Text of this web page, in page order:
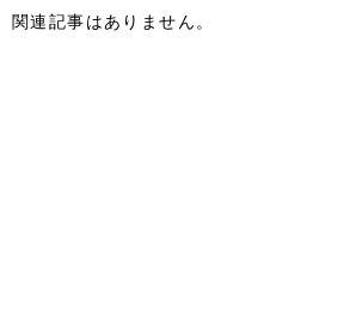
関連記事はありません。